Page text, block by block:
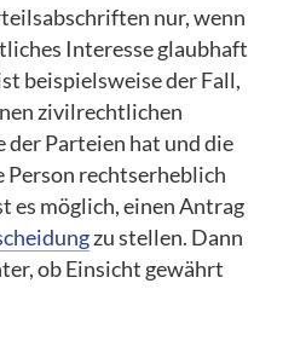
nur, wenn
Interesse glaubhaft
beispielsweise der Fall,
zivilrechtlichen
der Parteien hat und die
Person rechtserheblich
es möglich, einen Antrag
zu stellen. Dann
ob Einsicht gewährt